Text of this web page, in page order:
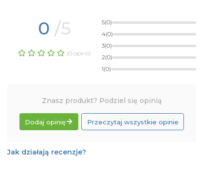
0 /5
(0 opinii)
5(0)
4(0)
3(0)
2(0)
1(0)
Znasz produkt? Podziel się opinią
Dodaj opinię Przeczytaj wszystkie opinie
Jak działają recenzje?